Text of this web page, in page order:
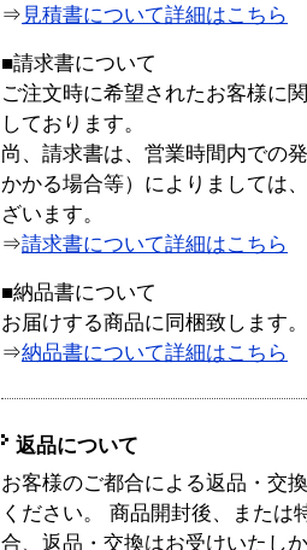
⇒ 見積書について詳細はこちら
■請求書について
ご注文時に希望されたお客様に
しております。
尚、請求書は、営業時間内での
かかる場合等）によりましては
ざいます。
⇒請求書について詳細はこちら
■納品書について
お届けする商品に同梱致します。
⇒納品書について詳細はこちら
返品について
お客様のご都合による返品・交
ください。 商品開封後、または
合、返品・交換はお受けいたし